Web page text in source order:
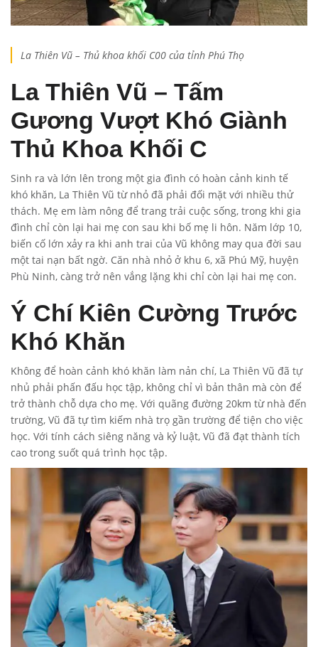
La Thiên Vũ – Thủ khoa khối C00 của tỉnh Phú Thọ
La Thiên Vũ – Tấm
Gương Vượt Khó Giành
Thủ Khoa Khối C
Sinh ra và lớn lên trong một gia đình có hoàn cảnh kinh tế
khó khăn, La Thiên Vũ từ nhỏ đã phải đối mặt với nhiều thử
thách. Mẹ em làm nông để trang trải cuộc sống, trong khi gia
đình chỉ còn lại hai mẹ con sau khi bố mẹ li hôn. Năm lớp 10,
biến cố lớn xảy ra khi anh trai của Vũ không may qua đời sau
một tai nạn bất ngờ. Căn nhà nhỏ ở khu 6, xã Phú Mỹ, huyện
Phù Ninh, càng trở nên vắng lặng khi chỉ còn lại hai mẹ con.
Ý Chí Kiên Cường Trước
Khó Khăn
Không để hoàn cảnh khó khăn làm nản chí, La Thiên Vũ đã tự
nhủ phải phấn đấu học tập, không chỉ vì bản thân mà còn để
trở thành chỗ dựa cho mẹ. Với quãng đường 20km từ nhà đến
trường, Vũ đã tự tìm kiếm nhà trọ gần trường để tiện cho việc
học. Với tính cách siêng năng và kỷ luật, Vũ đã đạt thành tích
cao trong suốt quá trình học tập.